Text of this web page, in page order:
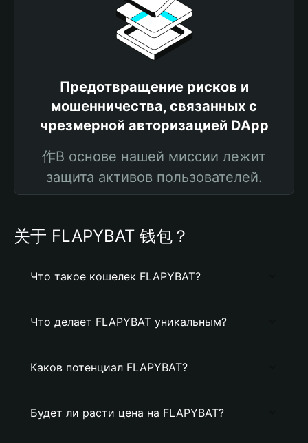
Предотвращение рисков и
мошенничества, связанных с
чрезмерной авторизацией DApp
作В основе нашей миссии лежит
защита активов пользователей.
关于 FLAPYBAT 钱包？
Что такое кошелек FLAPYBAT?
Что делает FLAPYBAT уникальным?
Каков потенциал FLAPYBAT?
Будет ли расти цена на FLAPYBAT?